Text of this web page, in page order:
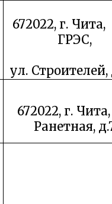
672022, г. Чита,
ГРЭС,
ул. Строителей,
672022, г.
Ранетная,